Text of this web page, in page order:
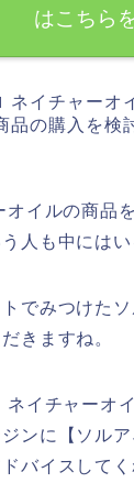
はこちら
ネイチャー
品の購入を検
イルの商品
人も中にはい
でみつけた
きますね。
ネイチャーオ
ンに【ソル
バイスしてく